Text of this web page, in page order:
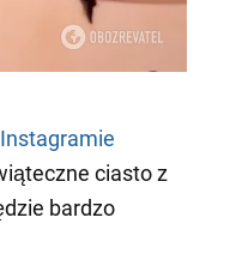
ciasto z
bardzo